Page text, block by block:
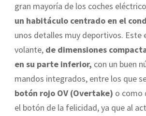
gran mayoría de los coches
un habitáculo centrado en el
unos detalles muy deportivos. Este
volante, de dimensiones
en su parte inferior, con un buen
mandos integrados, entre los que
botón rojo OV (Overtake) o como
el botón de la felicidad, ya que al